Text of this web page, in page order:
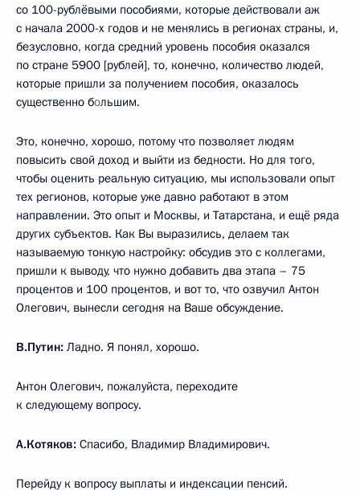
со 100-рублёвыми пособиями, которые действовали аж
с начала 2000-х годов и не менялись в регионах страны, и,
безусловно, когда средний уровень пособия оказался
по стране 5900 [рублей], то, конечно, количество людей,
которые пришли за получением пособия, оказалось
существенно большим.
Это, конечно, хорошо, потому что позволяет людям
повысить свой доход и выйти из бедности. Но для того,
чтобы оценить реальную ситуацию, мы использовали опыт
тех регионов, которые уже давно работают в этом
направлении. Это опыт и Москвы, и Татарстана, и ещё ряда
других субъектов. Как Вы выразились, делаем так
называемую тонкую настройку: обсудив это с коллегами,
пришли к выводу, что нужно добавить два этапа – 75
процентов и 100 процентов, и вот то, что озвучил Антон
Олегович, вынесли сегодня на Ваше обсуждение.
В.Путин: Ладно. Я понял, хорошо.
Антон Олегович, пожалуйста, переходите
к следующему вопросу.
А.Котяков: Спасибо, Владимир Владимирович.
Перейду к вопросу выплаты и индексации пенсий.